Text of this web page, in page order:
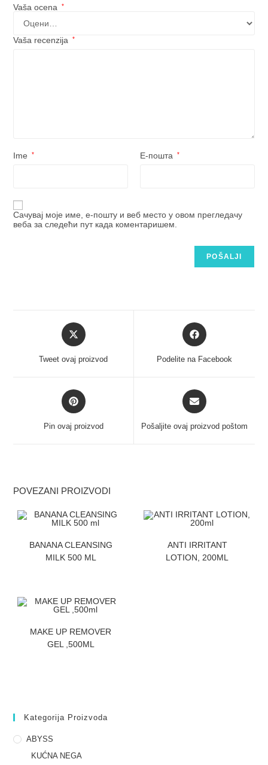
Vaša ocena *
Vaša recenzija *
Ime * Е-пошта *
Сачувај моје име, е-пошту и веб место у овом прегледачу
веба за следећи пут када коментаришем.
Tweet ovaj proizvod Podelite na Facebook
Pin ovaj proizvod Pošaljite ovaj proizvod poštom
POVEZANI PROIZVODI
BANANA CLEANSING
MILK 500 ML
ANTI IRRITANT
LOTION, 200ML
MAKE UP REMOVER
GEL ,500ML
Kategorija Proizvoda
ABYSS
KUĆNA NEGA